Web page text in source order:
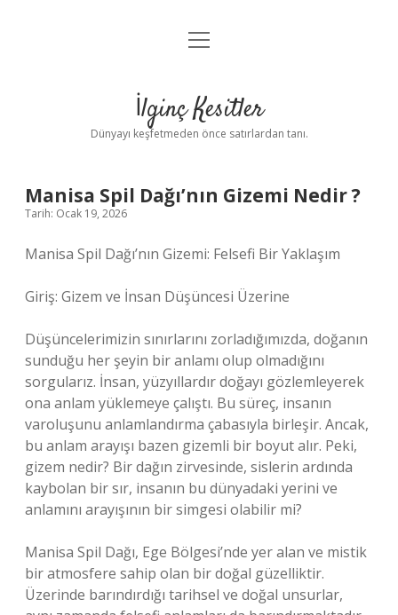
Anasayfa
Yasal Uyarı
menüyü
İlginç Kesitler
Dünyayı keşfetmeden önce satırlardan tanı.
Manisa Spil Dağı’nın Gizemi Nedir ?
Tarih: Ocak 19, 2026
Manisa Spil Dağı’nın Gizemi: Felsefi Bir Yaklaşım
Giriş: Gizem ve İnsan Düşüncesi Üzerine
Düşüncelerimizin sınırlarını zorladığımızda, doğanın
sunduğu her şeyin bir anlamı olup olmadığını
sorgularız. İnsan, yüzyıllardır doğayı gözlemleyerek
ona anlam yüklemeye çalıştı. Bu süreç, insanın
varoluşunu anlamlandırma çabasıyla birleşir. Ancak,
bu anlam arayışı bazen gizemli bir boyut alır. Peki,
gizem nedir? Bir dağın zirvesinde, sislerin ardında
kaybolan bir sır, insanın bu dünyadaki yerini ve
anlamını arayışının bir simgesi olabilir mi?
Manisa Spil Dağı, Ege Bölgesi’nde yer alan ve mistik
bir atmosfere sahip olan bir doğal güzelliktir.
Üzerinde barındırdığı tarihsel ve doğal unsurlar,